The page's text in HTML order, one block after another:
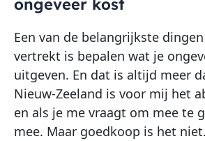
Een van de belangrijkste
vertrekt is bepalen wat je
uitgeven. En dat is altijd meer
Nieuw-Zeeland is voor mij het
en als je me vraagt om mee te
mee. Maar goedkoop is het niet.